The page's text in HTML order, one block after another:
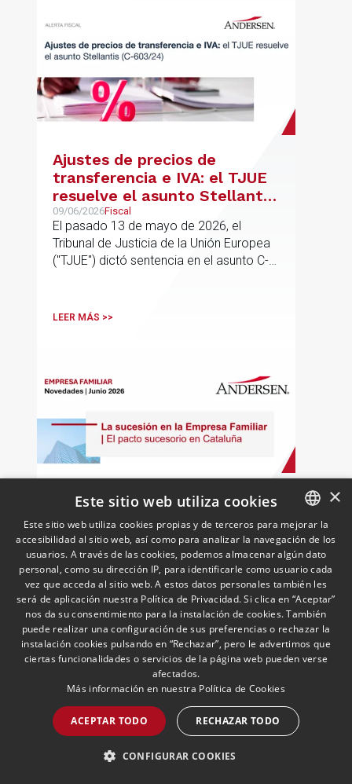
Ajustes de precios de
transferencia e IVA: el TJUE
resuelve el asunto Stellantis
(C-603/24)
09/06/2026Fiscal
El pasado 13 de mayo de 2026, el
Tribunal de Justicia de la Unión Europea
("TJUE") dictó sentencia en el asunto C-
la fiscalidad de los grupos
vinculadas
LEER MÁS >>
La sucesión en la Empresa
en Cataluña
09/06/2026
Económico y Financiero, PCS, Wealth
Management & Family Business
El pacto sucesorio se encuentra
presente en los ordenamientos jurídicos
de Navarra, Aragón, Galicia, Baleares y
País Vasco
LEER MÁS >>
SPANISH
ENGLISH
PORTUGUESE
×
Este sitio web utiliza cookies
Este sitio web utiliza cookies propias y de terceros para mejorar la
accesibilidad al sitio web, así como para analizar la navegación de los
usuarios. A través de las cookies, podemos almacenar algún dato
personal, como su dirección IP, para identificarle como usuario cada
vez que acceda al sitio web. A estos datos personales también les
será de aplicación nuestra Política de Privacidad. Si clica en “Aceptar”
nos da su consentimiento para la instalación de cookies. También
puede realizar una configuración de sus preferencias o rechazar la
instalación cookies pulsando en “Rechazar”, pero le advertimos que
ciertas funcionalidades o servicios de la página web pueden verse
afectados.
Más información en nuestra Política de Cookies
ACEPTAR TODO RECHAZAR TODO
CONFIGURAR COOKIES